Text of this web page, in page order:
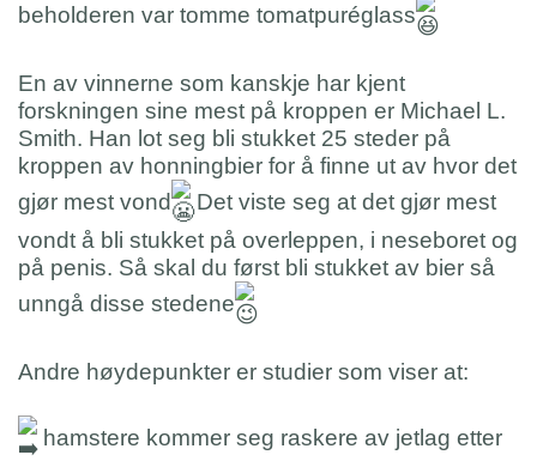
beholderen var tomme tomatpuréglass
En av vinnerne som kanskje har kjent
forskningen sine mest på kroppen er Michael L.
Smith. Han lot seg bli stukket 25 steder på
kroppen av honningbier for å finne ut av hvor det
gjør mest vond
Det viste seg at det gjør mest
vondt å bli stukket på overleppen, i neseboret og
på penis. Så skal du først bli stukket av bier så
unngå disse stedene
Andre høydepunkter er studier som viser at:
hamstere kommer seg raskere av jetlag etter